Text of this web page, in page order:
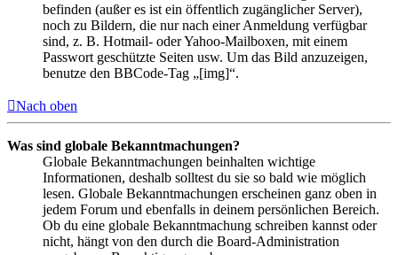
befinden (außer es ist ein öffentlich zugänglicher Server),
noch zu Bildern, die nur nach einer Anmeldung verfügbar
sind, z. B. Hotmail- oder Yahoo-Mailboxen, mit einem
Passwort geschützte Seiten usw. Um das Bild anzuzeigen,
benutze den BBCode-Tag „[img]“.
Nach oben
Was sind globale Bekanntmachungen?
Globale Bekanntmachungen beinhalten wichtige
Informationen, deshalb solltest du sie so bald wie möglich
lesen. Globale Bekanntmachungen erscheinen ganz oben in
jedem Forum und ebenfalls in deinem persönlichen Bereich.
Ob du eine globale Bekanntmachung schreiben kannst oder
nicht, hängt von den durch die Board-Administration